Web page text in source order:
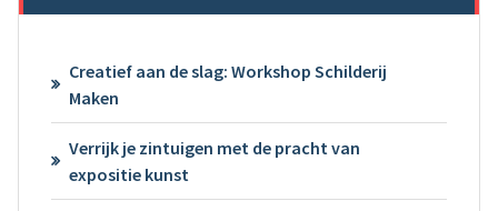
Creatief aan de slag: Workshop Schilderij
Maken
Verrijk je zintuigen met de pracht van
expositie kunst